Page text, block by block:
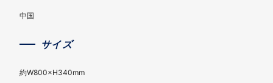
中国
サイズ
約W800×H340mm